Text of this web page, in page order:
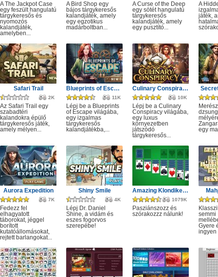
A The Jackpot Case
egy feszült hangulatú
tárgykeresős és
nyomozós
kalandjáték,
amelyben...
A Bird Shop egy
bájos tárgykeresős
kalandjáték, amely
egy egzotikus
madárboltban...
A Curse of the Deep
egy sötét hangulatú
tárgykeresős
kalandjáték, amely
egy pusztító...
A
játék,
Safari Trail
2K
Az Safari Trail egy
szabadtéri
kalandokra épülő
tárgykeresős játék,
amely mélyen...
Blueprints of Escape
11K
Lépj be a Blueprints
of Escape világába,
egy izgalmas
tárgykeresős
kalandjátékba,...
Culinary Conspiracy
10K
Lépj be a Culinary
Conspiracy világába,
egy luxus
környezetben
játszódó
tárgykeresős...
egy
Aurora Expedition
7K
Fedezz fel
elhagyatott
táborokat, jéggel
borított
kutatóállomásokat,
rejtett barlangokat...
Shiny Smile
4K
Lépj Dr. Daniel
Shine, a vidám és
eszes fogorvos
szerepébe!
Amazing Klondike Solitaire
1079K
Pasziánszozz és
szórakozzz nálunk!
semmi
Gyere
ingyen